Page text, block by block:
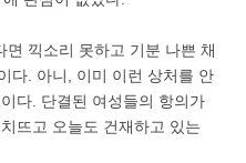
끽소리 못하고 기분 나쁜 채
다. 아니, 이미 이런 상처를 안
다. 단결된 여성들의 항의가
뜨고 오늘도 건재하고 있는